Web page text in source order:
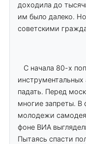
доходила до
им было далеко.
советскими
С начала 80-х
инструментальных
падать. Перед
многие запреты.
молодежи
фоне ВИА
Пытаясь спасти